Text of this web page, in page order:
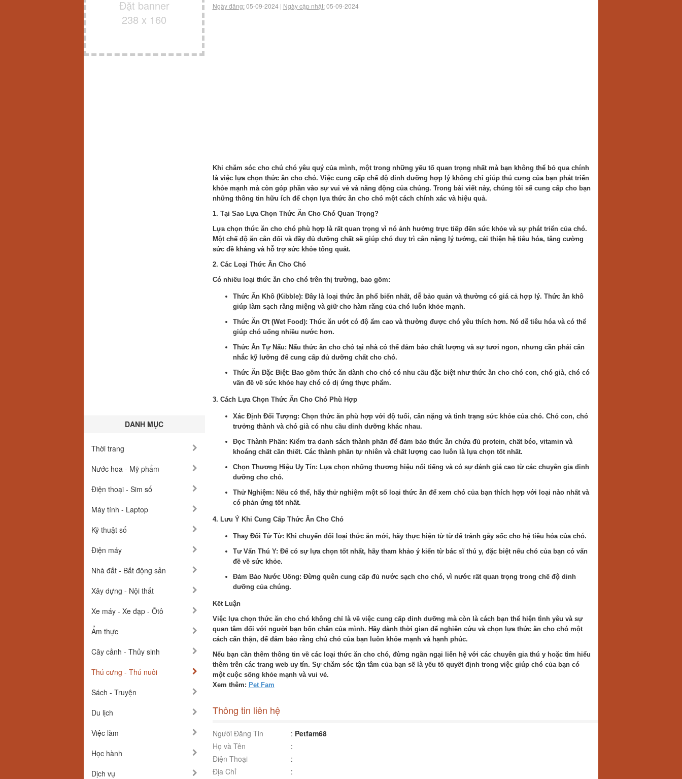
Đặt banner
238 x 160
DANH MỤC
Thời trang
Nước hoa - Mỹ phẩm
Điện thoại - Sim số
Máy tính - Laptop
Kỹ thuật số
Điện máy
Nhà đất - Bất động sản
Xây dựng - Nội thất
Xe máy - Xe đạp - Ôtô
Ẩm thực
Cây cảnh - Thủy sinh
Thú cưng - Thú nuôi
Sách - Truyện
Du lịch
Việc làm
Học hành
Dịch vụ
Ngày đăng:05-09-2024 | Ngày cập nhật:05-09-2024
Khi chăm sóc cho chú chó yêu quý của mình, một trong những yếu tố quan trọng nhất mà bạn không thể bỏ qua chính
là việc lựa chọn thức ăn cho chó. Việc cung cấp chế độ dinh dưỡng hợp lý không chỉ giúp thú cưng của bạn phát triển
khỏe mạnh mà còn góp phần vào sự vui vẻ và năng động của chúng. Trong bài viết này, chúng tôi sẽ cung cấp cho bạn
những thông tin hữu ích để chọn lựa thức ăn cho chó một cách chính xác và hiệu quả.
1. Tại Sao Lựa Chọn Thức Ăn Cho Chó Quan Trọng?
Lựa chọn thức ăn cho chó phù hợp là rất quan trọng vì nó ảnh hưởng trực tiếp đến sức khỏe và sự phát triển của chó.
Một chế độ ăn cân đối và đầy đủ dưỡng chất sẽ giúp chó duy trì cân nặng lý tưởng, cải thiện hệ tiêu hóa, tăng cường
sức đề kháng và hỗ trợ sức khỏe tổng quát.
2. Các Loại Thức Ăn Cho Chó
Có nhiều loại thức ăn cho chó trên thị trường, bao gồm:
Thức Ăn Khô (Kibble): Đây là loại thức ăn phổ biến nhất, dễ bảo quản và thường có giá cả hợp lý. Thức ăn khô
giúp làm sạch răng miệng và giữ cho hàm răng của chó luôn khỏe mạnh.
Thức Ăn Ơt (Wet Food): Thức ăn ướt có độ ẩm cao và thường được chó yêu thích hơn. Nó dễ tiêu hóa và có thể
giúp chó uống nhiều nước hơn.
Thức Ăn Tự Nấu: Nấu thức ăn cho chó tại nhà có thể đảm bảo chất lượng và sự tươi ngon, nhưng cần phải cân
nhắc kỹ lưỡng để cung cấp đủ dưỡng chất cho chó.
Thức Ăn Đặc Biệt: Bao gồm thức ăn dành cho chó có nhu cầu đặc biệt như thức ăn cho chó con, chó già, chó có
vấn đề về sức khỏe hay chó có dị ứng thực phẩm.
3. Cách Lựa Chọn Thức Ăn Cho Chó Phù Hợp
Xác Định Đối Tượng: Chọn thức ăn phù hợp với độ tuổi, cân nặng và tình trạng sức khỏe của chó. Chó con, chó
trưởng thành và chó già có nhu cầu dinh dưỡng khác nhau.
Đọc Thành Phần: Kiểm tra danh sách thành phần để đảm bảo thức ăn chứa đủ protein, chất béo, vitamin và
khoáng chất cần thiết. Các thành phần tự nhiên và chất lượng cao luôn là lựa chọn tốt nhất.
Chọn Thương Hiệu Uy Tín: Lựa chọn những thương hiệu nổi tiếng và có sự đánh giá cao từ các chuyên gia dinh
dưỡng cho chó.
Thử Nghiệm: Nếu có thể, hãy thử nghiệm một số loại thức ăn để xem chó của bạn thích hợp với loại nào nhất và
có phản ứng tốt nhất.
4. Lưu Ý Khi Cung Cấp Thức Ăn Cho Chó
Thay Đổi Từ Từ: Khi chuyển đổi loại thức ăn mới, hãy thực hiện từ từ để tránh gây sốc cho hệ tiêu hóa của chó.
Tư Vấn Thú Y: Để có sự lựa chọn tốt nhất, hãy tham khảo ý kiến từ bác sĩ thú y, đặc biệt nếu chó của bạn có vấn
đề về sức khỏe.
Đảm Bảo Nước Uống: Đừng quên cung cấp đủ nước sạch cho chó, vì nước rất quan trọng trong chế độ dinh
dưỡng của chúng.
Kết Luận
Việc lựa chọn thức ăn cho chó không chỉ là về việc cung cấp dinh dưỡng mà còn là cách bạn thể hiện tình yêu và sự
quan tâm đối với người bạn bốn chân của mình. Hãy dành thời gian để nghiên cứu và chọn lựa thức ăn cho chó một
cách cẩn thận, để đảm bảo rằng chú chó của bạn luôn khỏe mạnh và hạnh phúc.
Nếu bạn cần thêm thông tin về các loại thức ăn cho chó, đừng ngần ngại liên hệ với các chuyên gia thú y hoặc tìm hiểu
thêm trên các trang web uy tín. Sự chăm sóc tận tâm của bạn sẽ là yếu tố quyết định trong việc giúp chó của bạn có
một cuộc sống khỏe mạnh và vui vẻ.
Xem thêm: Pet Fam
Thông tin liên hệ
Người Đăng Tin : Petfam68
Họ và Tên
:
Điện Thoại
:
Địa Chỉ
: